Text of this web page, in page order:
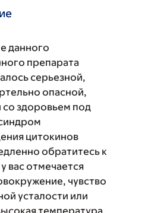
данного
препарата
серьезной,
опасной,
здоровьем под
цитокинов
обратитесь к
вас отмечается
чувство
усталости или
температура,